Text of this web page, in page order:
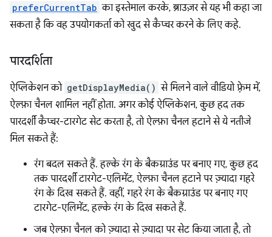
preferCurrentTab का इस्तेमाल करके, ब्राउज़र से यह भी कहा जा
सकता है कि वह उपयोगकर्ता को खुद से कैप्चर करने के लिए कहे.
पारदर्शिता
ऐप्लिकेशन को getDisplayMedia() से मिलने वाले वीडियो फ़्रेम में,
ऐल्फ़ा चैनल शामिल नहीं होता. अगर कोई ऐप्लिकेशन, कुछ हद तक
पारदर्शी कैप्चर-टारगेट सेट करता है, तो ऐल्फ़ा चैनल हटाने से ये नतीजे
मिल सकते हैं:
रंग बदल सकते हैं. हल्के रंग के बैकग्राउंड पर बनाए गए, कुछ हद
तक पारदर्शी टारगेट-एलिमेंट, ऐल्फ़ा चैनल हटाने पर ज़्यादा गहरे
रंग के दिख सकते हैं. वहीं, गहरे रंग के बैकग्राउंड पर बनाए गए
टारगेट-एलिमेंट, हल्के रंग के दिख सकते हैं.
जब ऐल्फ़ा चैनल को ज़्यादा से ज़्यादा पर सेट किया जाता है, तो